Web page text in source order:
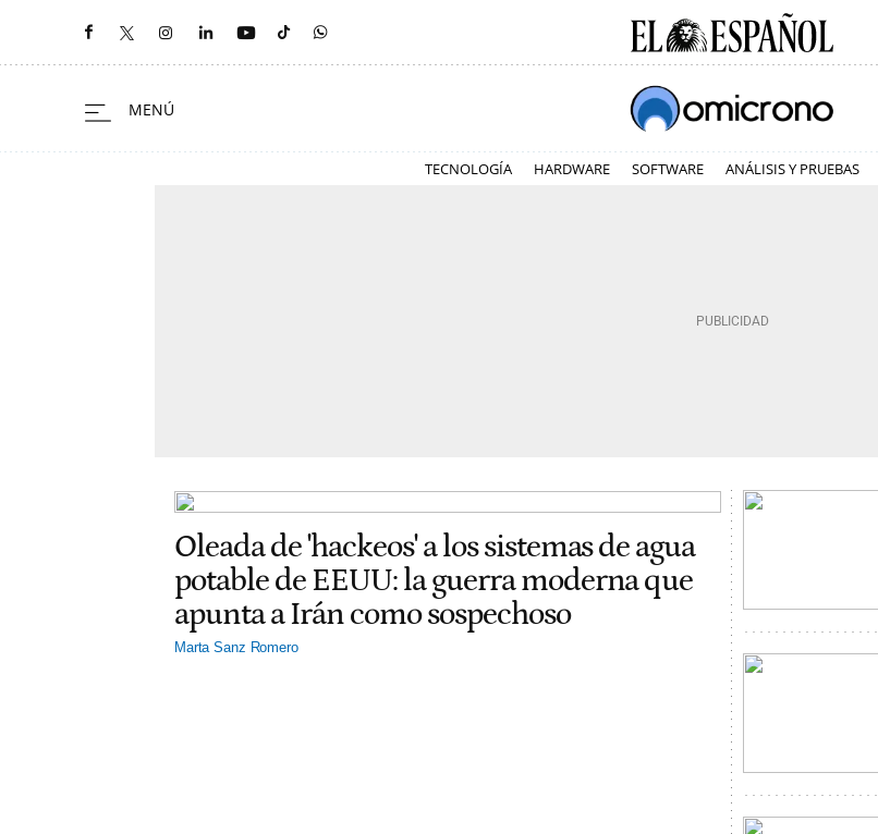
TECNOLOGÍA HARDWARE SOFTWARE ANÁLISIS Y PRUEBAS
Oleada de 'hackeos' a los sistemas de agua
potable de EEUU: la guerra moderna que
apunta a Irán como sospechoso
Marta Sanz Romero